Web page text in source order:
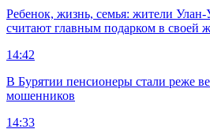
Ребенок, жизнь, семья: жители Улан-
считают главным подарком в своей
14:42
В Бурятии пенсионеры стали реже
мошенников
14:33